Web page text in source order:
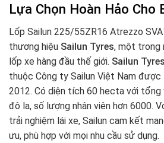
Lựa Chọn Hoàn Hảo Cho
Lốp Sailun 225/55ZR16 Atrezzo
thương hiệu Sailun Tyres, một trong
lốp xe hàng đầu thế giới. Sailun Tyres
thuộc Công ty Sailun Việt Nam
2012. Có diện tích 60 hecta với
đô la, số lượng nhân viên hơn 6000.
trải nghiệm lái xe, Sailun cam kết
ưu, phù hợp với mọi nhu cầu sử dụng.